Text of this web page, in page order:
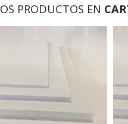
PRODUCTOS EN